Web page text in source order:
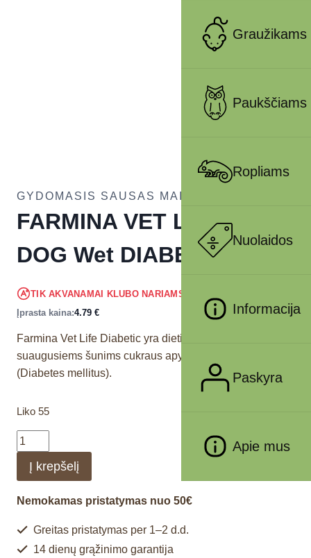
Graužikams
Paukščiams
Ropliams
Nuolaidos
Informacija
Paskyra
Apie mus
GYDOMASIS SAUSAS MAISTAS ŠUNIMS
FARMINA VET LIFE –
DOG Wet DIABETIC 300 g
TIK AKVANAMAI KLUBO NARIAMS 4.55
Įprasta kaina:4.79 €
Farmina Vet Life Diabetic yra dietinis visavertis pašaras
suaugusiems šunims cukraus apykaitai reguliuoti
(Diabetes mellitus).
Liko 55
Į krepšelį
Nemokamas pristatymas nuo 50€
Greitas pristatymas per 1–2 d.d.
14 dienų grąžinimo garantija